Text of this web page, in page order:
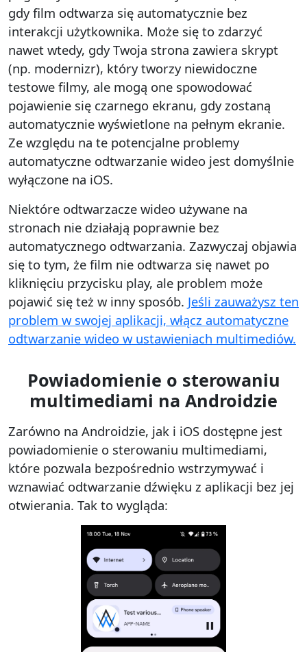
gdy film odtwarza się automatycznie bez
interakcji użytkownika. Może się to zdarzyć
nawet wtedy, gdy Twoja strona zawiera skrypt
(np. modernizr), który tworzy niewidoczne
testowe filmy, ale mogą one spowodować
pojawienie się czarnego ekranu, gdy zostaną
automatycznie wyświetlone na pełnym ekranie.
Ze względu na te potencjalne problemy
automatyczne odtwarzanie wideo jest domyślnie
wyłączone na iOS.
Niektóre odtwarzacze wideo używane na
stronach nie działają poprawnie bez
automatycznego odtwarzania. Zazwyczaj objawia
się to tym, że film nie odtwarza się nawet po
kliknięciu przycisku play, ale problem może
pojawić się też w inny sposób. Jeśli zauważysz ten
problem w swojej aplikacji, włącz automatyczne
odtwarzanie wideo w ustawieniach multimediów.
Powiadomienie o sterowaniu
multimediami na Androidzie
Zarówno na Androidzie, jak i iOS dostępne jest
powiadomienie o sterowaniu multimediami,
które pozwala bezpośrednio wstrzymywać i
wznawiać odtwarzanie dźwięku z aplikacji bez jej
otwierania. Tak to wygląda: